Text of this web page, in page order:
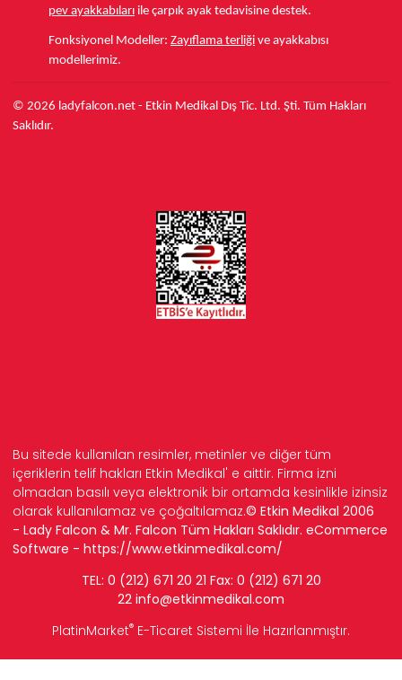
pev ayakkabıları ile çarpık ayak tedavisine destek.
Fonksiyonel Modeller: Zayıflama terliği ve ayakkabısı
modellerimiz.
© 2026 ladyfalcon.net - Etkin Medikal Dış Tic. Ltd. Şti. Tüm Hakları
Saklıdır.
Bu sitede kullanılan resimler, metinler ve diğer tüm
içeriklerin telif hakları Etkin Medikal' e aittir. Firma izni
olmadan basılı veya elektronik bir ortamda kesinlikle izinsiz
olarak kullanılamaz ve çoğaltılamaz.© Etkin Medikal 2006
- Lady Falcon & Mr. Falcon Tüm Hakları Saklıdır. eCommerce
Software - https://www.etkinmedikal.com/
TEL: 0 (212) 671 20 21 Fax: 0 (212) 671 20
22 info@etkinmedikal.com
PlatinMarket® E-Ticaret Sistemi İle Hazırlanmıştır.